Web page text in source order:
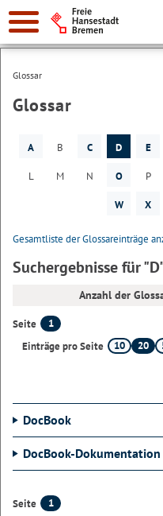
Suche:
Glossar
Glossar
A B C D E
L M N O P
W X
Gesamtliste der Glossareinträge
Suchergebnisse für
Anzahl der
Seite
1
Einträge pro Seite
10 20
DocBook
DocBook-Dokumentation
Seite
1